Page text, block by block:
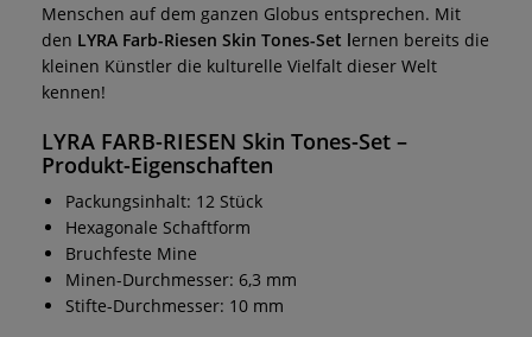
Menschen auf dem ganzen Globus entsprechen. Mit
den LYRA Farb-Riesen Skin Tones-Set lernen bereits die
kleinen Künstler die kulturelle Vielfalt dieser Welt
kennen!
LYRA FARB-RIESEN Skin Tones-Set –
Produkt-Eigenschaften
Packungsinhalt: 12 Stück
Hexagonale Schaftform
Bruchfeste Mine
Minen-Durchmesser: 6,3 mm
Stifte-Durchmesser: 10 mm